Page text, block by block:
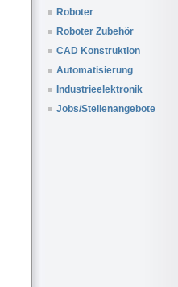
Roboter
Roboter Zubehör
CAD Konstruktion
Automatisierung
Industrieelektronik
Jobs/Stellenangebote